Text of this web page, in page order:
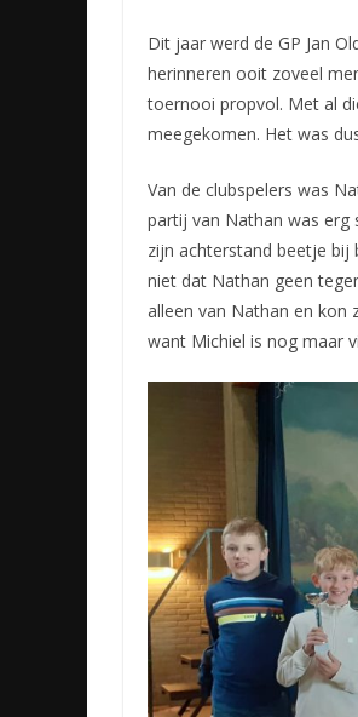
Dit jaar werd de GP Jan
herinneren ooit zoveel
toernooi propvol. Met al
meegekomen. Het was
Van de clubspelers was
partij van Nathan was erg
zijn achterstand beetje bij
niet dat Nathan geen
alleen van Nathan en kon
want Michiel is nog maar